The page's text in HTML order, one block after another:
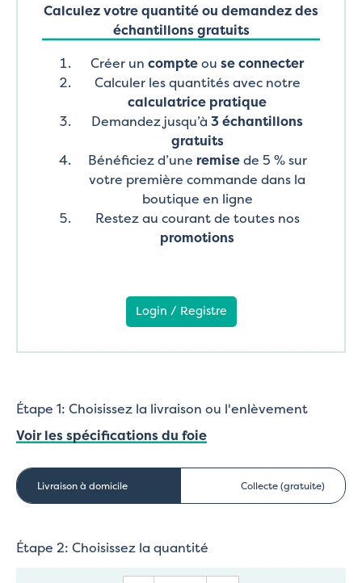
Calculez votre quantité ou demandez des
échantillons gratuits
Créer un compteou se connecter
Calculer les quantités avec notre
calculatrice pratique
Demandez jusqu’à 3 échantillons
gratuits
Bénéficiez d’une remisede 5 % sur
votre première commande dans la
boutique en ligne
Restez au courant de toutes nos
promotions
Login / Registre
Étape 1: Choisissez la livraison ou l'enlèvement
Voir les spécifications du foie
Livraison à domicile Collecte (gratuite)
Étape 2: Choisissez la quantité